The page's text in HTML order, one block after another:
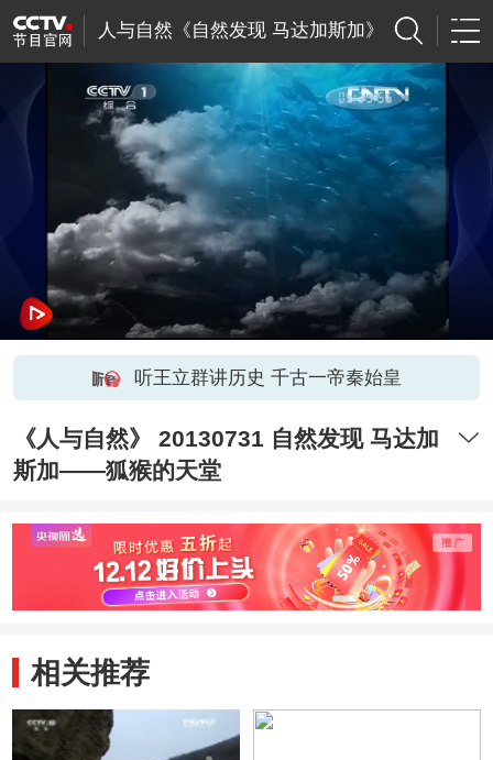
人与自然《自然发现 马达加斯加》
听王立群讲历史 千古一帝秦始皇
《人与自然》 20130731 自然发现 马达加
斯加——狐猴的天堂
相关推荐